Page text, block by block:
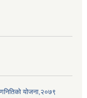
योजना,२०७९